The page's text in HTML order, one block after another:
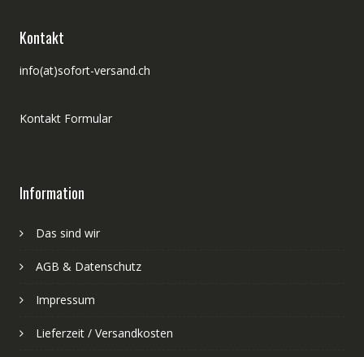
Kontakt
info(at)sofort-versand.ch
Kontakt Formular
Information
Das sind wir
AGB & Datenschutz
Impressum
Lieferzeit / Versandkosten